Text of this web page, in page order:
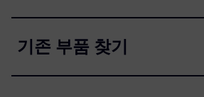
기존 부품 찾기